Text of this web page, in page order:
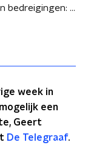
Politici doelwit van terreur en bedreigingen: ‘Buitengewoon zorgwekkende situatie voor ons als samenleving’
week in
een
Geert
De Telegraaf.